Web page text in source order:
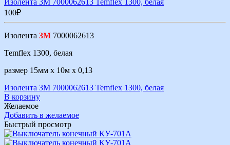
Изолента 3М 7000062613 Temflex 1300, белая
100₽
Изолента 3М 7000062613
Temflex 1300, белая
размер 15мм х 10м х 0,13
Изолента 3М 7000062613 Temflex 1300, белая
В корзину
Желаемое
Добавить в желаемое
Быстрый просмотр